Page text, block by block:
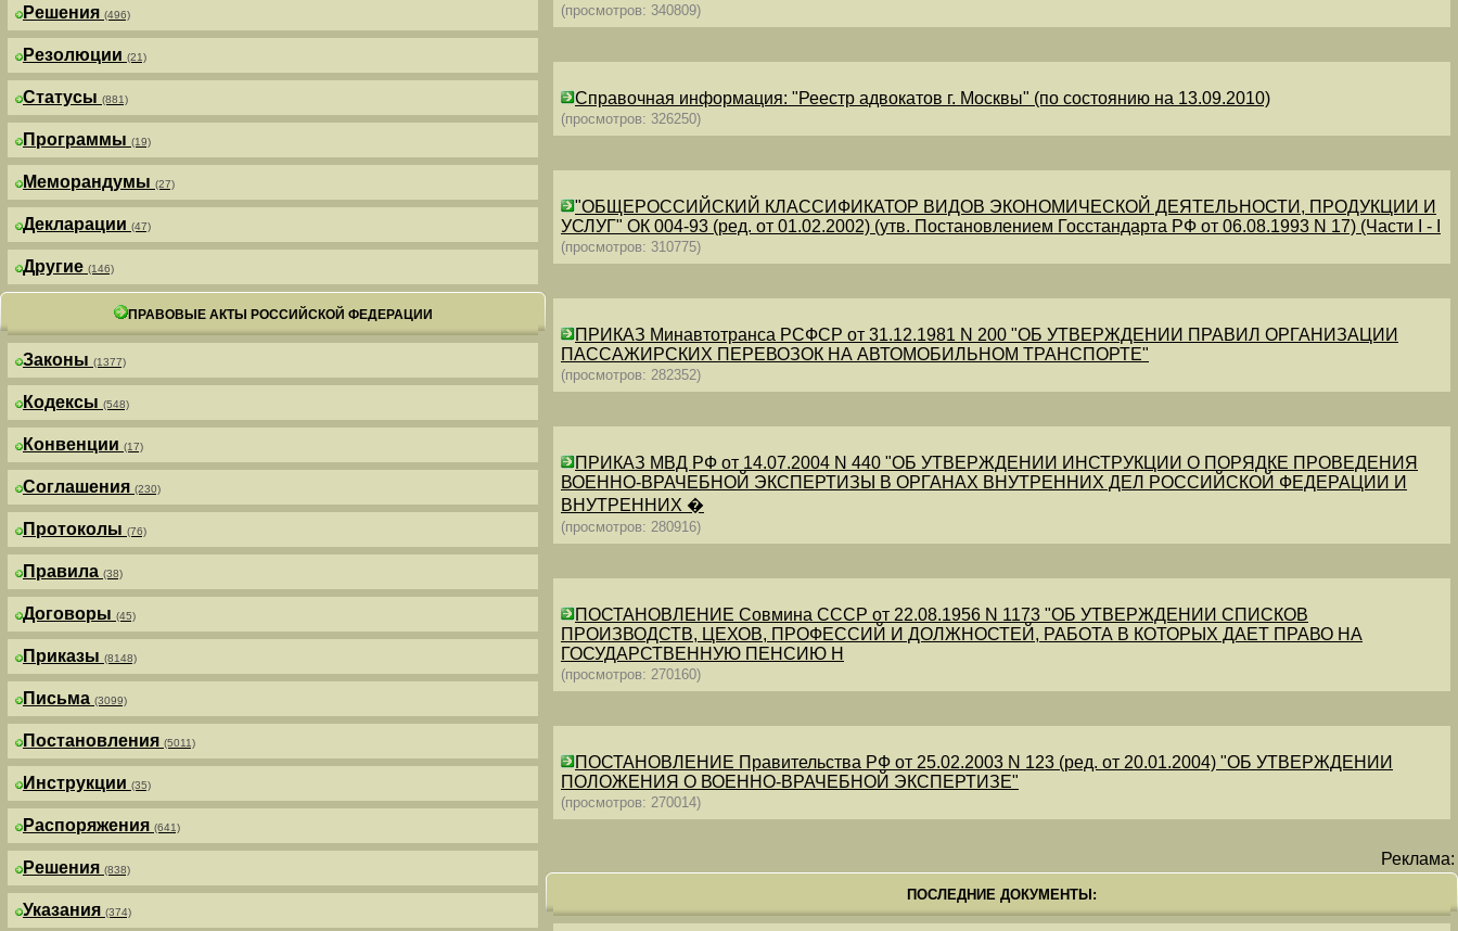
Решения (496)
Резолюции (21)
Статусы (881)
Программы (19)
Меморандумы (27)
Декларации (47)
Другие (146)
ПРАВОВЫЕ АКТЫ РОССИЙСКОЙ ФЕДЕРАЦИИ
Законы (1377)
Кодексы (548)
Конвенции (17)
Соглашения (230)
Протоколы (76)
Правила (38)
Договоры (45)
Приказы (8148)
Письма (3099)
Постановления (5011)
Инструкции (35)
Распоряжения (641)
Решения (838)
Указания (374)
(просмотров: 340809)
Справочная информация: "Реестр адвокатов г. Москвы" (по состоянию на 13.09.2010)
(просмотров: 326250)
"ОБЩЕРОССИЙСКИЙ КЛАССИФИКАТОР ВИДОВ ЭКОНОМИЧЕСКОЙ ДЕЯТЕЛЬНОСТИ, ПРОДУКЦИИ И
УСЛУГ" ОК 004-93 (ред. от 01.02.2002) (утв. Постановлением Госстандарта РФ от 06.08.1993 N 17) (Части I - I
(просмотров: 310775)
ПРИКАЗ Минавтотранса РСФСР от 31.12.1981 N 200 "ОБ УТВЕРЖДЕНИИ ПРАВИЛ ОРГАНИЗАЦИИ
ПАССАЖИРСКИХ ПЕРЕВОЗОК НА АВТОМОБИЛЬНОМ ТРАНСПОРТЕ"
(просмотров: 282352)
ПРИКАЗ МВД РФ от 14.07.2004 N 440 "ОБ УТВЕРЖДЕНИИ ИНСТРУКЦИИ О ПОРЯДКЕ ПРОВЕДЕНИЯ
ВОЕННО-ВРАЧЕБНОЙ ЭКСПЕРТИЗЫ В ОРГАНАХ ВНУТРЕННИХ ДЕЛ РОССИЙСКОЙ ФЕДЕРАЦИИ И
ВНУТРЕННИХ �
(просмотров: 280916)
ПОСТАНОВЛЕНИЕ Совмина СССР от 22.08.1956 N 1173 "ОБ УТВЕРЖДЕНИИ СПИСКОВ
ПРОИЗВОДСТВ, ЦЕХОВ, ПРОФЕССИЙ И ДОЛЖНОСТЕЙ, РАБОТА В КОТОРЫХ ДАЕТ ПРАВО НА
ГОСУДАРСТВЕННУЮ ПЕНСИЮ Н
(просмотров: 270160)
ПОСТАНОВЛЕНИЕ Правительства РФ от 25.02.2003 N 123 (ред. от 20.01.2004) "ОБ УТВЕРЖДЕНИИ
ПОЛОЖЕНИЯ О ВОЕННО-ВРАЧЕБНОЙ ЭКСПЕРТИЗЕ"
(просмотров: 270014)
Реклама:
ПОСЛЕДНИЕ ДОКУМЕНТЫ: